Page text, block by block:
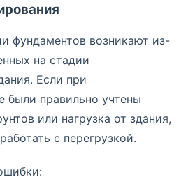
фундаментов возникают из-
на стадии
Если при
были правильно учтены
или нагрузка от здания,
с перегрузкой.